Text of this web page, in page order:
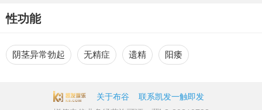
性功能
阴茎异常勃起 无精症 遗精 阳痿
关于布谷
联系凯发一触即发